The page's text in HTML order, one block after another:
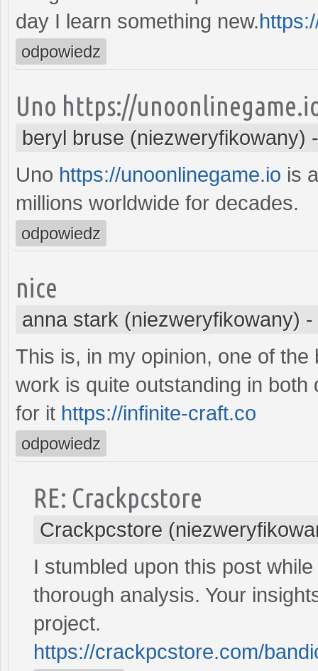
day I learn something new.
odpowiedz
Uno https://
beryl bruse (niezweryfikowany)
Uno https://unoonlinegame.io is
millions worldwide for decades.
odpowiedz
nice
anna stark (niezweryfikowany) -
This is, in my opinion, one of
work is quite outstanding in
for it https://infinite-craft.co
odpowiedz
RE: Crackpcstore
Crackpcstore
I stumbled upon this post
thorough analysis. Your
project.
https://crackpcstore.com/